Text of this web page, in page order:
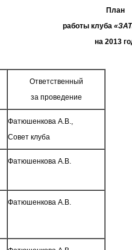
План
работы клуба
на 2013
Ответственный
за проведение
Фатюшенкова А.В.,
Совет клуба
Фатюшенкова А.В.
Фатюшенкова А.В.